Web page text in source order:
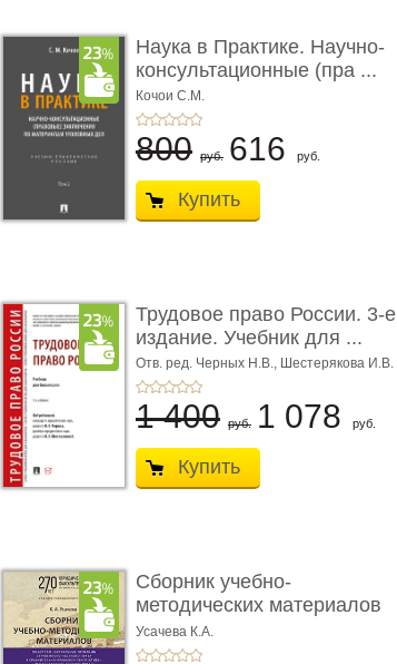
Наука в Практике. Научно-
консультационные (пра ...
Кочои С.М.
800 руб. 616 руб.
Купить
Трудовое право России. 3-е
издание. Учебник для ...
Отв. ред. Черных Н.В., Шестерякова И.В.
1 400 руб. 1 078 руб.
Купить
Сборник учебно-
методических материалов
по кур ...
Усачева К.А.